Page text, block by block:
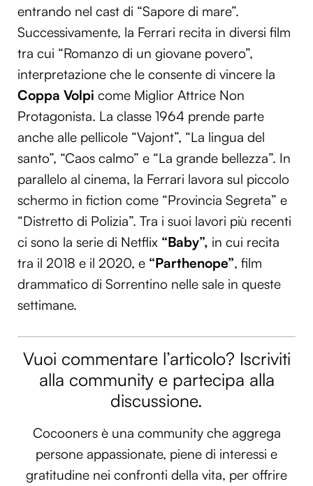
entrando nel cast di “Sapore di mare”.
Successivamente, la Ferrari recita in diversi film
tra cui “Romanzo di un giovane povero”,
interpretazione che le consente di vincere la
Coppa Volpi come Miglior Attrice Non
Protagonista. La classe 1964 prende parte
anche alle pellicole “Vajont”, “La lingua del
santo”, “Caos calmo” e “La grande bellezza”. In
parallelo al cinema, la Ferrari lavora sul piccolo
schermo in fiction come “Provincia Segreta” e
“Distretto di Polizia”. Tra i suoi lavori più recenti
ci sono la serie di Netflix “Baby”, in cui recita
tra il 2018 e il 2020, e “Parthenope”, film
drammatico di Sorrentino nelle sale in queste
settimane.
Vuoi commentare l’articolo? Iscriviti
alla community e partecipa alla
discussione.
Cocooners è una community che aggrega
persone appassionate, piene di interessi e
gratitudine nei confronti della vita, per offrire